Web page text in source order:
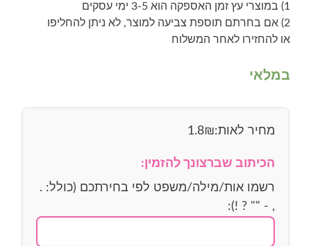
1) במוצרי עץ זמן האספקה הוא 3-5 ימי עסקים
2) אם בחרתם תוספת צביעה למוצר, לא ניתן להחליפו
או להחזירו לאחר המשלוח
במלאי
מחיר לאות: 1.8₪
הכיתוב שברצונך להזמין:
רשמו אות/מילה/משפט לפי בחירתכם (כולל: .
, - "" ? !):